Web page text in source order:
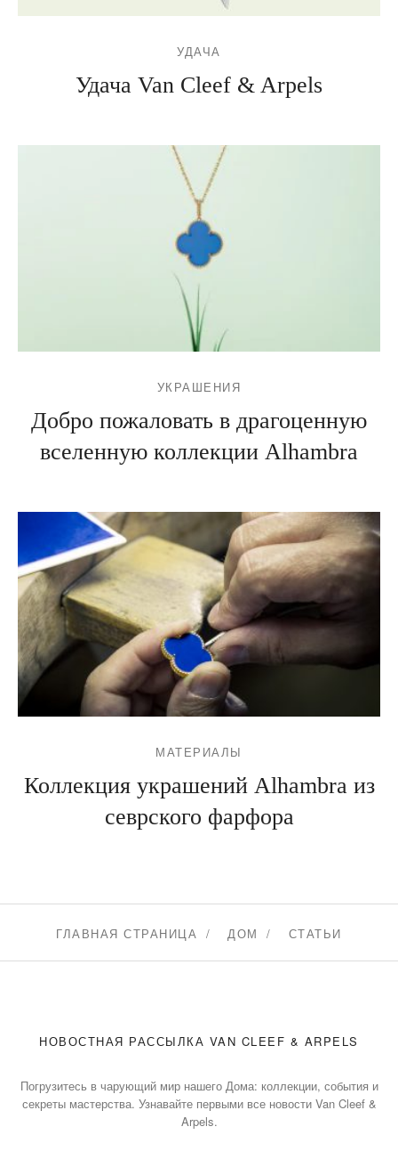
УДАЧА
Удача Van Cleef & Arpels
УКРАШЕНИЯ
Добро пожаловать в драгоценную
вселенную коллекции Alhambra
МАТЕРИАЛЫ
Коллекция украшений Alhambra из
севрского фарфора
ГЛАВНАЯ СТРАНИЦА ДОМ СТАТЬИ
НОВОСТНАЯ РАССЫЛКА VAN CLEEF & ARPELS
Погрузитесь в чарующий мир нашего Дома: коллекции, события и
секреты мастерства. Узнавайте первыми все новости Van Cleef &
Arpels.